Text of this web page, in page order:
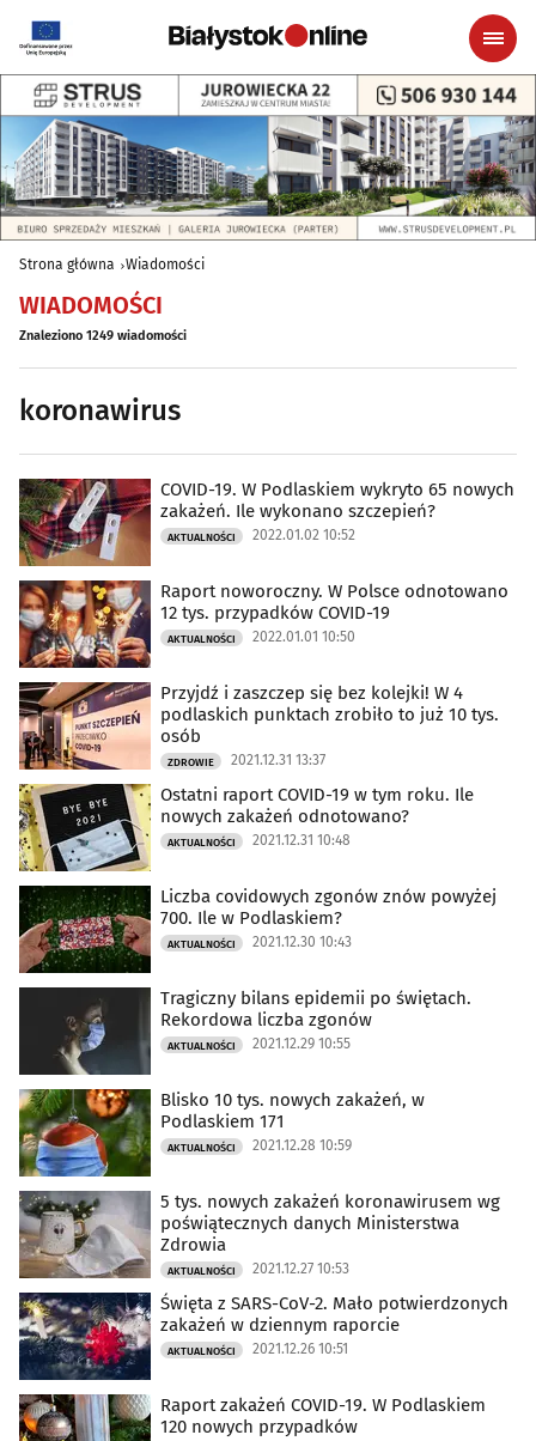
Strona główna Wiadomości
WIADOMOŚCI
Znaleziono 1249 wiadomości
koronawirus
COVID-19. W Podlaskiem wykryto 65 nowych
zakażeń. Ile wykonano szczepień?
AKTUALNOŚCI 2022.01.02 10:52
Raport noworoczny. W Polsce odnotowano
12 tys. przypadków COVID-19
AKTUALNOŚCI 2022.01.01 10:50
Przyjdź i zaszczep się bez kolejki! W 4
podlaskich punktach zrobiło to już 10 tys.
osób
ZDROWIE 2021.12.31 13:37
Ostatni raport COVID-19 w tym roku. Ile
nowych zakażeń odnotowano?
AKTUALNOŚCI 2021.12.31 10:48
Liczba covidowych zgonów znów powyżej
700. Ile w Podlaskiem?
AKTUALNOŚCI 2021.12.30 10:43
Tragiczny bilans epidemii po świętach.
Rekordowa liczba zgonów
AKTUALNOŚCI 2021.12.29 10:55
Blisko 10 tys. nowych zakażeń, w
Podlaskiem 171
AKTUALNOŚCI 2021.12.28 10:59
5 tys. nowych zakażeń koronawirusem wg
poświątecznych danych Ministerstwa
Zdrowia
AKTUALNOŚCI 2021.12.27 10:53
Święta z SARS-CoV-2. Mało potwierdzonych
zakażeń w dziennym raporcie
AKTUALNOŚCI 2021.12.26 10:51
Raport zakażeń COVID-19. W Podlaskiem
120 nowych przypadków